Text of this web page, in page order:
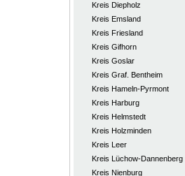
Kreis Diepholz
Kreis Emsland
Kreis Friesland
Kreis Gifhorn
Kreis Goslar
Kreis Graf. Bentheim
Kreis Hameln-Pyrmont
Kreis Harburg
Kreis Helmstedt
Kreis Holzminden
Kreis Leer
Kreis Lüchow-Dannenberg
Kreis Nienburg